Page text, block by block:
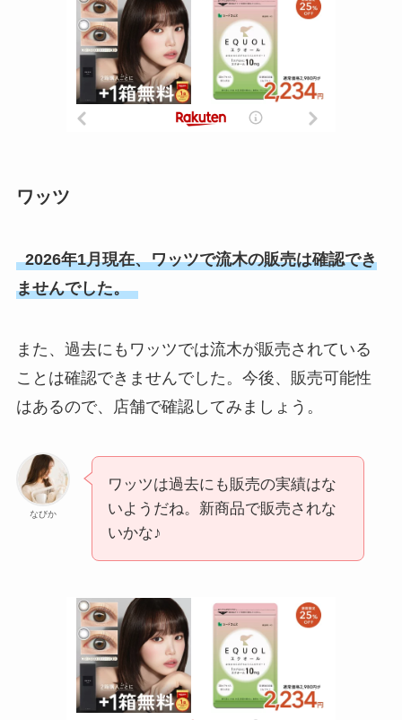
ワッツ
2026年1月現在、ワッツで流木の販売は確認でき
ませんでした。
また、過去にもワッツでは流木が販売されている
ことは確認できませんでした。今後、販売可能性
はあるので、店舗で確認してみましょう。
なびか
ワッツは過去にも販売の実績はな
いようだね。新商品で販売されな
いかな♪